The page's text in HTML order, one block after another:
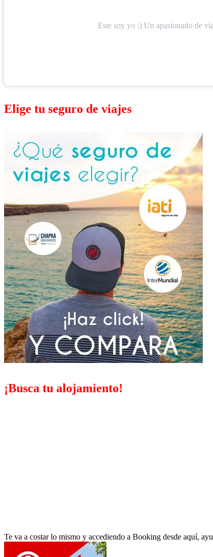
Este soy yo :) Un apasionado de
Elige tu seguro de viajes
¡Busca tu alojamiento!
Te va a costar lo mismo y accediendo a Booking desde aquí,